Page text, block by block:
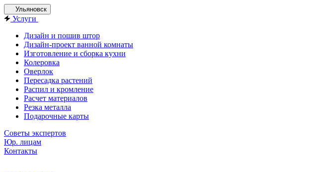
Ульяновск
Услуги
Дизайн и пошив штор
Дизайн-проект ванной комнаты
Изготовление и сборка кухни
Колеровка
Оверлок
Пересадка растений
Распил и кромление
Расчет материалов
Резка металла
Подарочные карты
Советы экспертов
Юр. лицам
Контакты